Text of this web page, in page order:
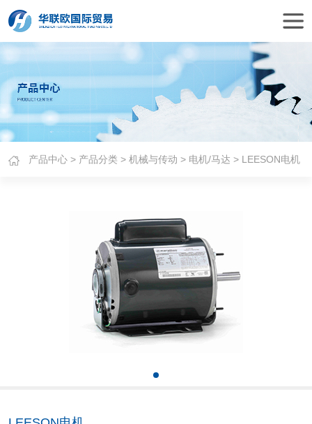
产品中心 > 产品分类 >机械与传动 > 电机/马达 > LEESON电机